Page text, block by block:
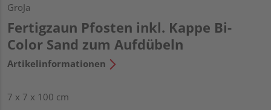
GroJa
Fertigzaun Pfosten inkl. Kappe Bi-
Color Sand zum Aufdübeln
Artikelinformationen
7 x 7 x 100 cm